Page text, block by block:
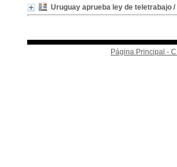
Uruguay aprueba ley de teletrabajo /
Página Principal -